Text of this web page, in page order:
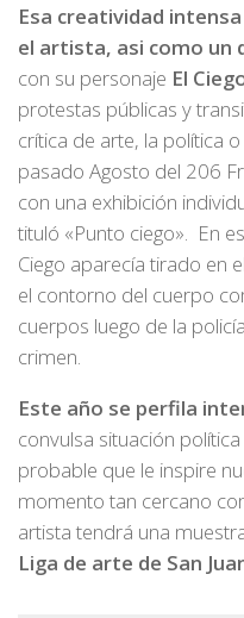
Esa creatividad
el artista, asi como un
con su personaje El
protestas públicas y
crítica de arte, la política
pasado Agosto del 206
con una exhibición
tituló «Punto ciego». En
Ciego aparecía tirado en
el contorno del cuerpo
cuerpos luego de la
crimen.
Este año se perfila
convulsa situación
probable que le inspire
momento tan cercano
artista tendrá una
Liga de arte de San